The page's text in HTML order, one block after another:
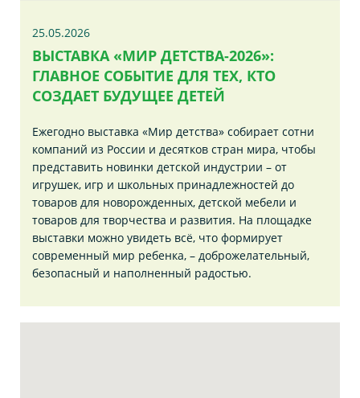
25.05.2026
ВЫСТАВКА «МИР ДЕТСТВА-2026»:
ГЛАВНОЕ СОБЫТИЕ ДЛЯ ТЕХ, КТО
СОЗДАЕТ БУДУЩЕЕ ДЕТЕЙ
Ежегодно выставка «Мир детства» собирает сотни
компаний из России и десятков стран мира, чтобы
представить новинки детской индустрии – от
игрушек, игр и школьных принадлежностей до
товаров для новорожденных, детской мебели и
товаров для творчества и развития. На площадке
выставки можно увидеть всё, что формирует
современный мир ребенка, – доброжелательный,
безопасный и наполненный радостью.